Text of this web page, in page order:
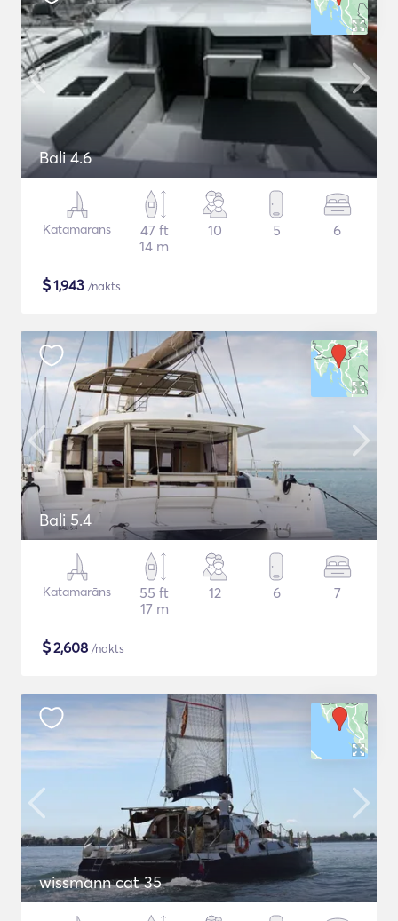
Bali 4.6
Katamarāns
47 ft
14 m
10 5 6
$1,943 /nakts
Bali 5.4
Katamarāns
55 ft
17 m
12 6 7
$2,608 /nakts
wissmann cat 35